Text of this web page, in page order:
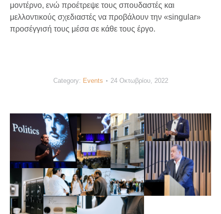
μοντέρνο, ενώ προέτρεψε τους σπουδαστές και
μελλοντικούς σχεδιαστές να προβάλουν την «singular»
προσέγγισή τους μέσα σε κάθε τους έργο.
Category: Events 24 Οκτωβρίου, 2022